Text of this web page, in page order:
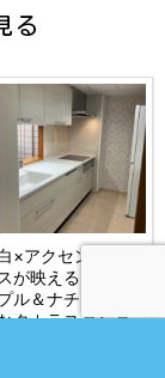
る
×アクセントクロ
スが映える、シン
ル＆ナチュラル
タカラスタンダ